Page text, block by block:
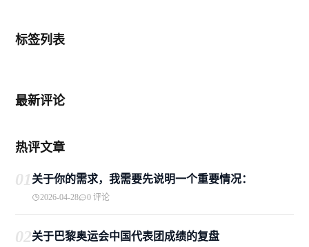
标签列表
最新评论
热评文章
01关于你的需求，我需要先说明一个重要情况：
2026-04-28 0 评论
02关于巴黎奥运会中国代表团成绩的复盘